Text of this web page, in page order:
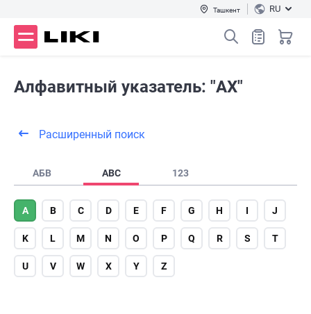
Ташкент RU
Алфавитный указатель: "AX"
Расширенный поиск
АБВ ABC 123
A B C D E F G H I J
K L M N O P Q R S T
U V W X Y Z